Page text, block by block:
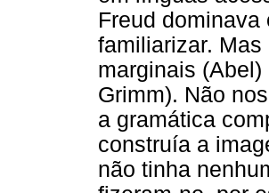
Freud
familiarizar. Mas
marginais
Grimm). Não
a gramática
construía a
não tinha